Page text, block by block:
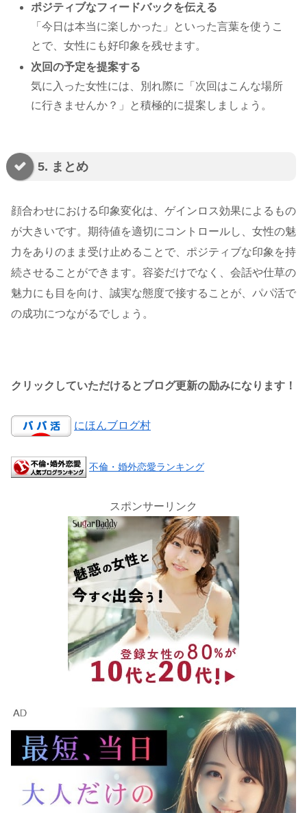
ポジティブなフィードバックを伝える
「今日は本当に楽しかった」といった言葉を使うこ
とで、女性にも好印象を残せます。
次回の予定を提案する
気に入った女性には、別れ際に「次回はこんな場所
に行きませんか？」と積極的に提案しましょう。
5. まとめ
顔合わせにおける印象変化は、ゲインロス効果によるもの
が大きいです。期待値を適切にコントロールし、女性の魅
力をありのまま受け止めることで、ポジティブな印象を持
続させることができます。容姿だけでなく、会話や仕草の
魅力にも目を向け、誠実な態度で接することが、パパ活で
の成功につながるでしょう。
クリックしていただけるとブログ更新の励みになります！
にほんブログ村
不倫・婚外恋愛ランキング
スポンサーリンク